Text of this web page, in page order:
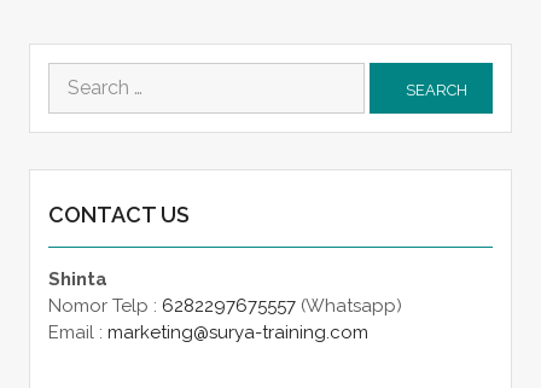
Search
for:
CONTACT US
Shinta
Nomor Telp : 6282297675557(Whatsapp)
Email : marketing@surya-training.com